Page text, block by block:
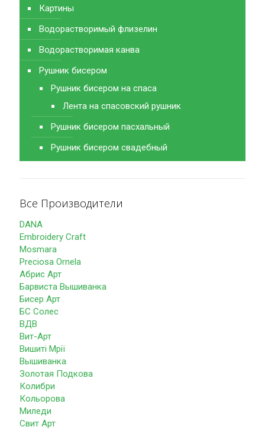
Картины
Водорастворимый флизелин
Водорастворимая канва
Рушник бисером
Рушник бисером на спаса
Лента на спасовский рушник
Рушник бисером пасхальный
Рушник бисером свадебный
Все Производители
DANA
Embroidery Craft
Mosmara
Preciosa Ornela
Абрис Арт
Барвиста Вышиванка
Бисер Арт
БС Солес
ВДВ
Вит-Арт
Вишиті Мрії
Вышиванка
Золотая Подкова
Колибри
Кольорова
Миледи
Свит Арт